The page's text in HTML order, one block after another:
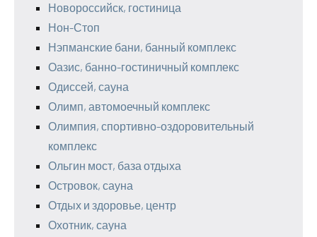
Новороссийск, гостиница
Нон-Стоп
Нэпманские бани, банный комплекс
Оазис, банно-гостиничный комплекс
Одиссей, сауна
Олимп, автомоечный комплекс
Олимпия, спортивно-оздоровительный
комплекс
Ольгин мост, база отдыха
Островок, сауна
Отдых и здоровье, центр
Охотник, сауна